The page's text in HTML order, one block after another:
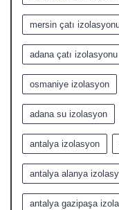
mersin çatı
adana çatı izolasyonu
osmaniye izolasyon
adana su izolasyon
antalya izolasyon
antalya alanya
antalya gazipaşa